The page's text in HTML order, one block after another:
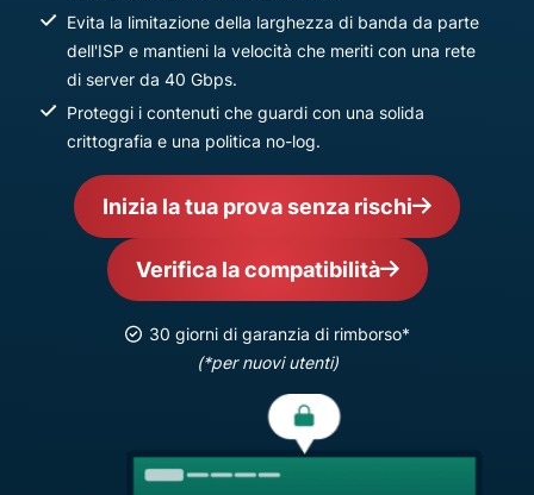
Evita la limitazione della larghezza di banda da parte
dell'ISP e mantieni la velocità che meriti con una rete
di server da 40 Gbps.
Proteggi i contenuti che guardi con una solida
crittografia e una politica no-log.
Inizia la tua prova senza rischi
Verifica la compatibilità
30 giorni di garanzia di rimborso*
(*per nuovi utenti)